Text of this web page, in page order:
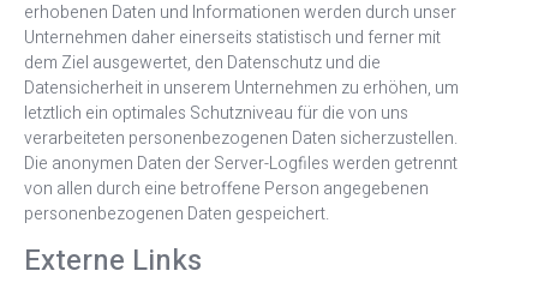
erhobenen Daten und Informationen werden durch unser
Unternehmen daher einerseits statistisch und ferner mit
dem Ziel ausgewertet, den Datenschutz und die
Datensicherheit in unserem Unternehmen zu erhöhen, um
letztlich ein optimales Schutzniveau für die von uns
verarbeiteten personenbezogenen Daten sicherzustellen.
Die anonymen Daten der Server-Logfiles werden getrennt
von allen durch eine betroffene Person angegebenen
personenbezogenen Daten gespeichert.
Externe Links